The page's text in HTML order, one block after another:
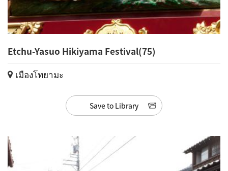
Etchu-Yasuo Hikiyama Festival(75)
เมืองโทยามะ
Save to Library